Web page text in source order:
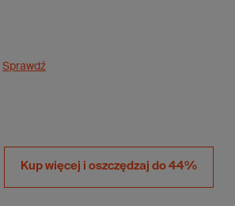
Sprawdź
Kup więcej i oszczędzaj do 44%